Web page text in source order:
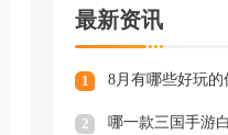
最新资讯
1
2